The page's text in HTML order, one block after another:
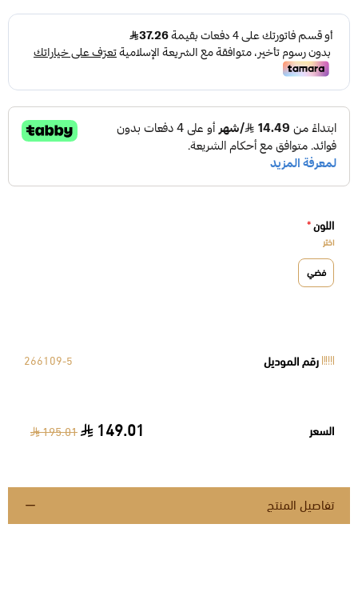
اللون*
اختر
فضي
رقم الموديل 266109-5
السعر 149.01
195.01
تفاصيل المنتج